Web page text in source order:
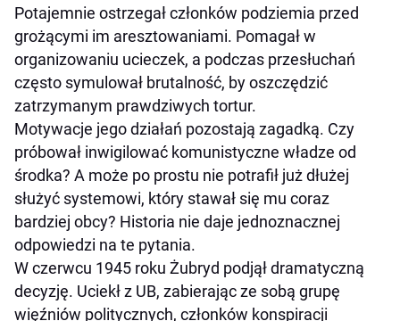
Potajemnie ostrzegał członków podziemia przed
grożącymi im aresztowaniami. Pomagał w
organizowaniu ucieczek, a podczas przesłuchań
często symulował brutalność, by oszczędzić
zatrzymanym prawdziwych tortur.
Motywacje jego działań pozostają zagadką. Czy
próbował inwigilować komunistyczne władze od
środka? A może po prostu nie potrafił już dłużej
służyć systemowi, który stawał się mu coraz
bardziej obcy? Historia nie daje jednoznacznej
odpowiedzi na te pytania.
W czerwcu 1945 roku Żubryd podjął dramatyczną
decyzję. Uciekł z UB, zabierając ze sobą grupę
więźniów politycznych, członków konspiracji